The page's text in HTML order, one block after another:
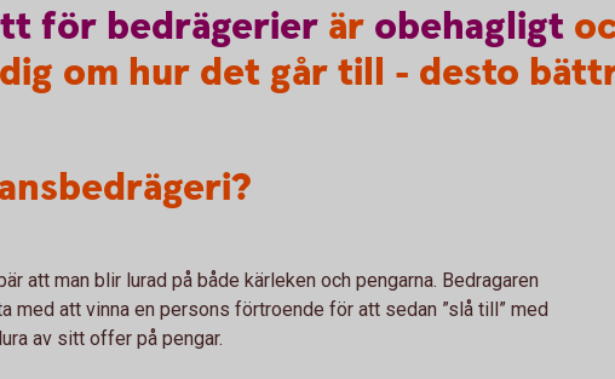
för bedrägerier är obehagligt
om hur det går till - desto
att man blir lurad på både kärleken och pengarna. Bedragaren
med att vinna en persons förtroende för att sedan ”slå till” med
av sitt offer på pengar.